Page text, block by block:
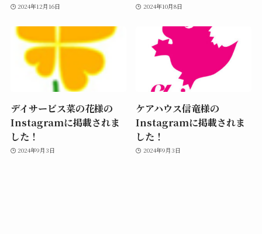
2024年12月16日 2024年10月8日
デイサービス菜の花様の
Instagramに掲載されま
した！
2024年9月3日
ケアハウス信竜様の
Instagramに掲載されま
した！
2024年9月3日